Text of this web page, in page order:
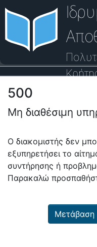
Οδηγός Βοήθειας
500
Μη διαθέσιμη
Ο διακομιστής δεν
εξυπηρετήσει το
συντήρησης ή
Παρακαλώ
Μετάβαση